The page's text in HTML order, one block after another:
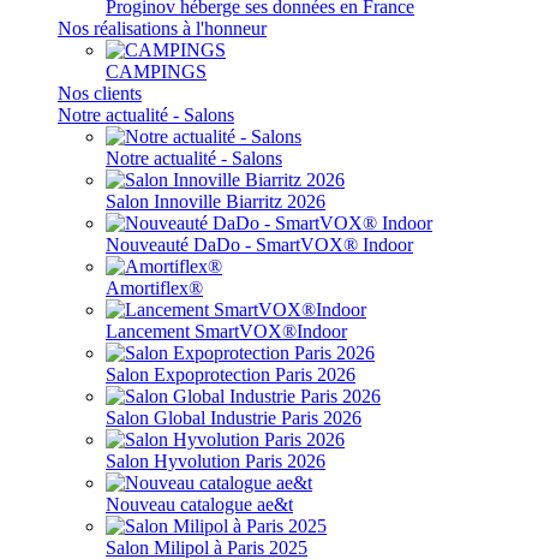
Proginov héberge ses données en France
Nos réalisations à l'honneur
CAMPINGS
Nos clients
Notre actualité - Salons
Notre actualité - Salons
Salon Innoville Biarritz 2026
Nouveauté DaDo - SmartVOX® Indoor
Amortiflex®
Lancement SmartVOX®Indoor
Salon Expoprotection Paris 2026
Salon Global Industrie Paris 2026
Salon Hyvolution Paris 2026
Nouveau catalogue ae&t
Salon Milipol à Paris 2025